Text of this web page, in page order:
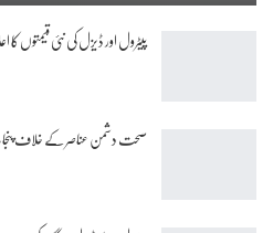
پیٹرول اور ڈیزل کی نئی قیمتوں کا
صحت دشمن عناصر کے خلاف پنجاب